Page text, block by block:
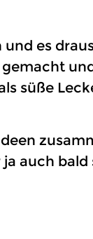
es
süße
auch